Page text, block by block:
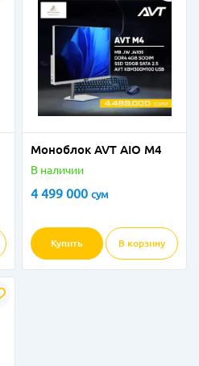
Моноблок AVT AIO M4
В наличии
4 499 000 сум
Купить В корзину